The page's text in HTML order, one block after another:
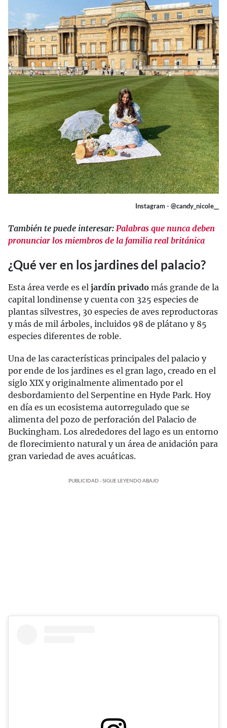
Instagram - @candy_nicole__
También te puede interesar: Palabras que nunca deben
pronunciar los miembros de la familia real británica
¿Qué ver en los jardines del palacio?
Esta área verde es el jardín privado más grande de la
capital londinense y cuenta con 325 especies de
plantas silvestres, 30 especies de aves reproductoras
y más de mil árboles, incluidos 98 de plátano y 85
especies diferentes de roble.
Una de las características principales del palacio y
por ende de los jardines es el gran lago, creado en el
siglo XIX y originalmente alimentado por el
desbordamiento del Serpentine en Hyde Park. Hoy
en día es un ecosistema autorregulado que se
alimenta del pozo de perforación del Palacio de
Buckingham. Los alrededores del lago es un entorno
de florecimiento natural y un área de anidación para
gran variedad de aves acuáticas.
PUBLICIDAD - SIGUE LEYENDO ABAJO